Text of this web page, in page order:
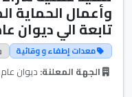
وأعمال الحماية
تابعة الي ديوان
معدات إطفاء و وقائية
الجهة المعلنة: ديوان